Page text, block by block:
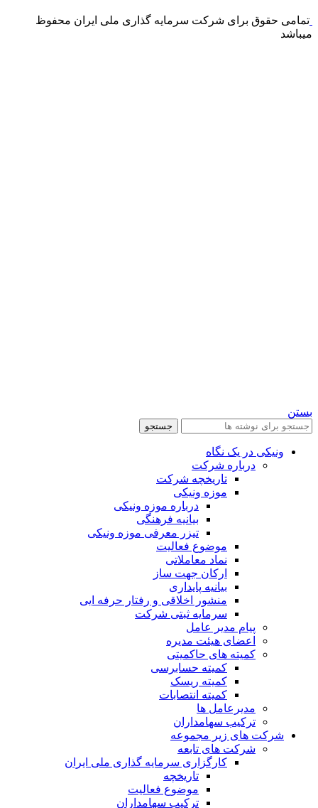
تمامی حقوق برای شرکت سرمایه گذاری ملی ایران محفوظ
میباشد
بستن
جستجو
ونیکی در یک نگاه
درباره شرکت
تاریخچه شرکت
موزه ونیکی
درباره موزه ونیکی
بیانیه فرهنگی
تیزر معرفی موزه ونیکی
موضوع فعالیت
نماد معاملاتی
ارکان جهت ساز
بیانیه پایداری
منشور اخلاقی و رفتار حرفه ایی
سرمایه ثبتی شرکت
پیام مدیر عامل
اعضای هیئت مدیره
کمیته های حاکمیتی
کمیته حسابرسی
کمیته ریسک
کمیته انتصابات
مدیرعامل ها
ترکیب سهامداران
شرکت های زیر مجموعه
شرکت های تابعه
کارگزاری سرمایه گذاری ملی ایران
تاریخچه
موضوع فعالیت
ترکیب سهامداران